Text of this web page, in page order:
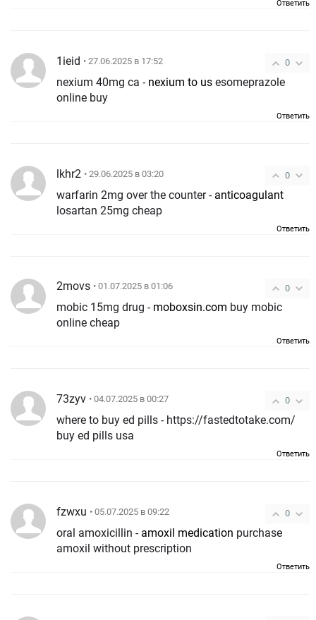
Ответить
0
1ieid • 27.06.2025 в 17:52
nexium 40mg ca - nexium to us
online buy
Ответить
0
lkhr2 • 29.06.2025 в 03:20
warfarin 2mg over the counter - anticoagulant
losartan 25mg cheap
Ответить
0
2movs • 01.07.2025 в 01:06
mobic 15mg drug - moboxsin.com
online cheap
Ответить
0
73zyv • 04.07.2025 в 00:27
where to buy ed pills - https://fastedtotake.com/
buy ed pills usa
Ответить
0
fzwxu • 05.07.2025 в 09:22
oral amoxicillin - amoxil medication purchase
amoxil without prescription
Ответить